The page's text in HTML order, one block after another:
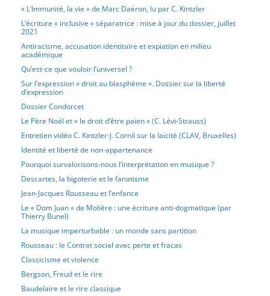
« L’Immunité, la vie » de Marc Daëron, lu par C. Kintzler
L’écriture « inclusive » séparatrice : mise à jour du dossier, juillet
2021
Antiracisme, accusation identitaire et expiation en milieu
académique
Qu’est-ce que vouloir l’universel ?
Sur l’expression « droit au blasphème ». Dossier sur la liberté
d’expression
Dossier Condorcet
Le Père Noël et « le droit d’être païen » (C. Lévi-Strauss)
Entretien vidéo C. Kintzler-J. Cornil sur la laïcité (CLAV, Bruxelles)
Identité et liberté de non-appartenance
Pourquoi survalorisons-nous l’interprétation en musique ?
Descartes, la bigoterie et le fanatisme
Jean-Jacques Rousseau et l’enfance
Le « Dom Juan » de Molière : une écriture anti-dogmatique (par
Thierry Bunel)
La musique imperturbable : un monde sans partition
Rousseau : le Contrat social avec perte et fracas
Classicisme et violence
Bergson, Freud et le rire
Baudelaire et le rire classique